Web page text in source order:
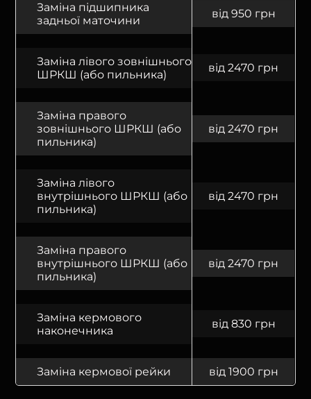
Заміна підшипника
задньої маточини
від 950 грн
Заміна лівого зовнішнього
ШРКШ (або пильника)
від 2470 грн
Заміна правого
зовнішнього ШРКШ (або
пильника)
від 2470 грн
Заміна лівого
внутрішнього ШРКШ (або
пильника)
від 2470 грн
Заміна правого
внутрішнього ШРКШ (або
пильника)
від 2470 грн
Заміна кермового
наконечника
від 830 грн
Заміна кермової рейки від 1900 грн